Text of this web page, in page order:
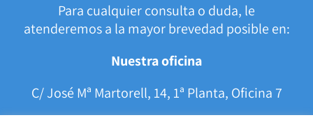
Para cualquier consulta o duda, le
atenderemos a la mayor brevedad posible en:
Nuestra oficina
C/ José Mª Martorell, 14, 1ª Planta, Oficina 7